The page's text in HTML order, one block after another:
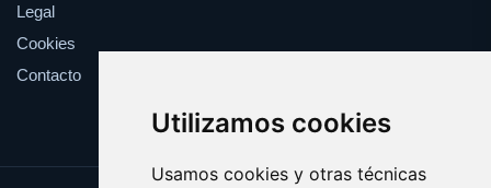
Utilizamos cookies
Usamos cookies y otras técnicas
Legal
Cookies
Contacto